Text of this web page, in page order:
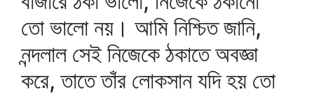
তো ভালো নয়। আমি নিশ্চিত জানি,
নন্দলাল সেই নিজেকে ঠকাতে অবজ্ঞা
করে, তাতে তাঁর লোকসান যদি হয় তো